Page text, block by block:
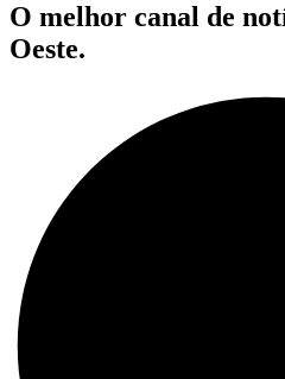
O melhor canal de
Oeste.